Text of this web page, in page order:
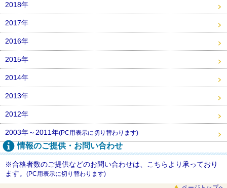
2018年
2017年
2016年
2015年
2014年
2013年
2012年
2003年～2011年(PC用表示に切り替わります)
情報のご提供・お問い合わせ
※合格者数のご提供などのお問い合わせは、こちらより承っており
ます。 (PC用表示に切り替わります)